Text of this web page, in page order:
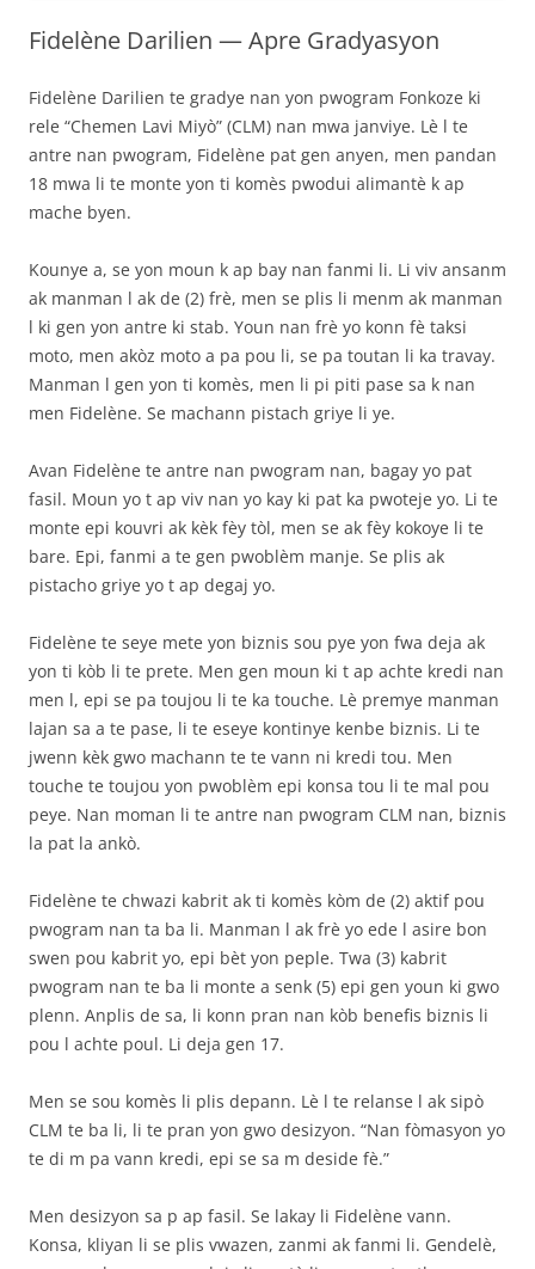
Fidelène Darilien — Apre Gradyasyon
Fidelène Darilien te gradye nan yon pwogram Fonkoze ki
rele “Chemen Lavi Miyò” (CLM) nan mwa janviye. Lè l te
antre nan pwogram, Fidelène pat gen anyen, men pandan
18 mwa li te monte yon ti komès pwodui alimantè k ap
mache byen.
Kounye a, se yon moun k ap bay nan fanmi li. Li viv ansanm
ak manman l ak de (2) frè, men se plis li menm ak manman
l ki gen yon antre ki stab. Youn nan frè yo konn fè taksi
moto, men akòz moto a pa pou li, se pa toutan li ka travay.
Manman l gen yon ti komès, men li pi piti pase sa k nan
men Fidelène. Se machann pistach griye li ye.
Avan Fidelène te antre nan pwogram nan, bagay yo pat
fasil. Moun yo t ap viv nan yo kay ki pat ka pwoteje yo. Li te
monte epi kouvri ak kèk fèy tòl, men se ak fèy kokoye li te
bare. Epi, fanmi a te gen pwoblèm manje. Se plis ak
pistacho griye yo t ap degaj yo.
Fidelène te seye mete yon biznis sou pye yon fwa deja ak
yon ti kòb li te prete. Men gen moun ki t ap achte kredi nan
men l, epi se pa toujou li te ka touche. Lè premye manman
lajan sa a te pase, li te eseye kontinye kenbe biznis. Li te
jwenn kèk gwo machann te te vann ni kredi tou. Men
touche te toujou yon pwoblèm epi konsa tou li te mal pou
peye. Nan moman li te antre nan pwogram CLM nan, biznis
la pat la ankò.
Fidelène te chwazi kabrit ak ti komès kòm de (2) aktif pou
pwogram nan ta ba li. Manman l ak frè yo ede l asire bon
swen pou kabrit yo, epi bèt yon peple. Twa (3) kabrit
pwogram nan te ba li monte a senk (5) epi gen youn ki gwo
plenn. Anplis de sa, li konn pran nan kòb benefis biznis li
pou l achte poul. Li deja gen 17.
Men se sou komès li plis depann. Lè l te relanse l ak sipò
CLM te ba li, li te pran yon gwo desizyon. “Nan fòmasyon yo
te di m pa vann kredi, epi se sa m deside fè.”
Men desizyon sa p ap fasil. Se lakay li Fidelène vann.
Konsa, kliyan li se plis vwazen, zanmi ak fanmi li. Gendelè,